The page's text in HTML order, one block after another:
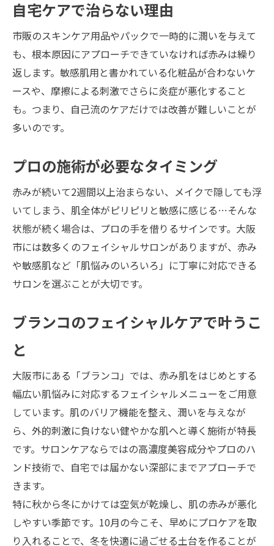
自宅ケアで治らない理由
市販のスキンケア用品やパックで一時的に潤いを与えて
も、根本原因にアプローチできていなければ赤みは繰り
返します。敏感肌用と書かれている化粧品が合わないケ
ースや、摩擦による刺激でさらに炎症が悪化すること
も。つまり、自己流のケアだけでは改善が難しいことが
多いのです。
プロの施術が必要なタイミング
赤みが続いて2週間以上治まらない、メイクで隠しても浮
いてしまう、肌全体がピリピリと敏感に感じる…そんな
状態が続く場合は、プロの手を借りるサインです。大阪
市には数多くのフェイシャルサロンがありますが、赤み
や敏感肌など「肌悩みのいろいろ」に丁寧に対応できる
サロンを選ぶことが大切です。
ブランコのフェイシャルケアで叶うこ
と
大阪市にある「ブランコ」では、赤み肌をはじめとする
幅広い肌悩みに対応するフェイシャルメニューをご用意
しています。肌のバリア機能を整え、潤いを与えなが
ら、外的刺激に負けない健やかな肌へと導く施術が特長
です。サロンケアならではの高濃度美容成分やプロのハ
ンド技術で、自宅では届かない深部にまでアプローチで
きます。
特に秋から冬にかけては空気が乾燥し、肌の赤みが悪化
しやすい季節です。10月の今こそ、早めにプロケアを取
り入れることで、冬を快適に過ごせる土台を作ることが